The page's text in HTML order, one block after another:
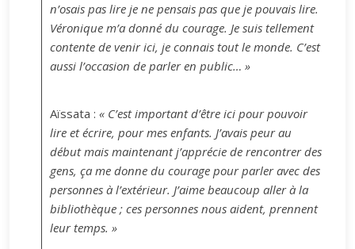
n’osais pas lire je ne pensais pas que je pouvais lire.
Véronique m’a donné du courage. Je suis tellement
contente de venir ici, je connais tout le monde. C’est
aussi l’occasion de parler en public… »
Aïssata : « C’est important d’être ici pour pouvoir
lire et écrire, pour mes enfants. J’avais peur au
début mais maintenant j’apprécie de rencontrer des
gens, ça me donne du courage pour parler avec des
personnes à l’extérieur. J’aime beaucoup aller à la
bibliothèque ; ces personnes nous aident, prennent
leur temps. »